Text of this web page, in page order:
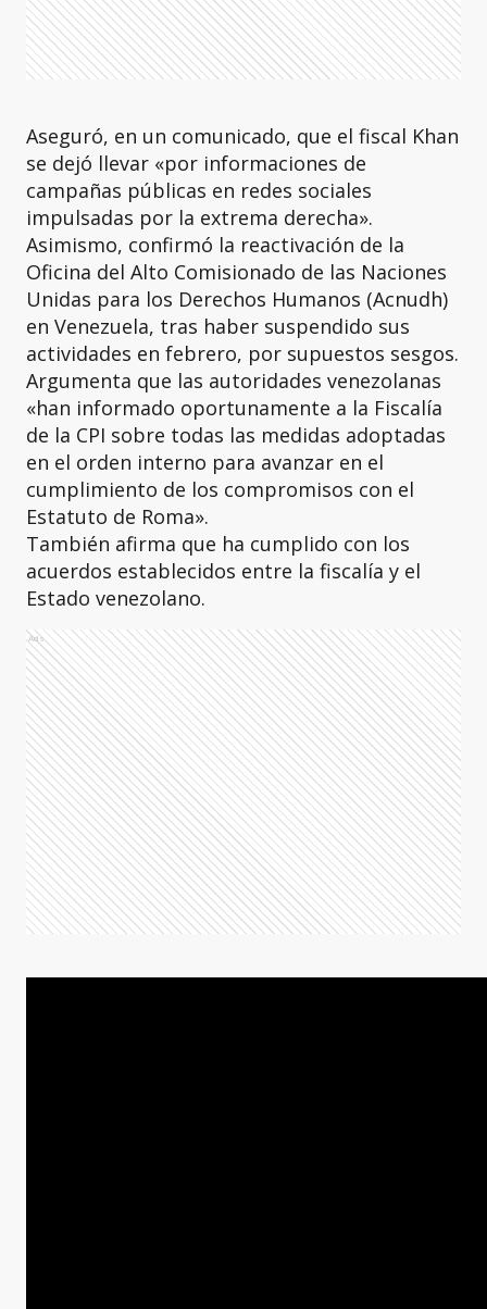
Aseguró, en un comunicado, que el fiscal Khan
se dejó llevar «por informaciones de
campañas públicas en redes sociales
impulsadas por la extrema derecha».
Asimismo, confirmó la reactivación de la
Oficina del Alto Comisionado de las Naciones
Unidas para los Derechos Humanos (Acnudh)
en Venezuela, tras haber suspendido sus
actividades en febrero, por supuestos sesgos.
Argumenta que las autoridades venezolanas
«han informado oportunamente a la Fiscalía
de la CPI sobre todas las medidas adoptadas
en el orden interno para avanzar en el
cumplimiento de los compromisos con el
Estatuto de Roma».
También afirma que ha cumplido con los
acuerdos establecidos entre la fiscalía y el
Estado venezolano.
Ads